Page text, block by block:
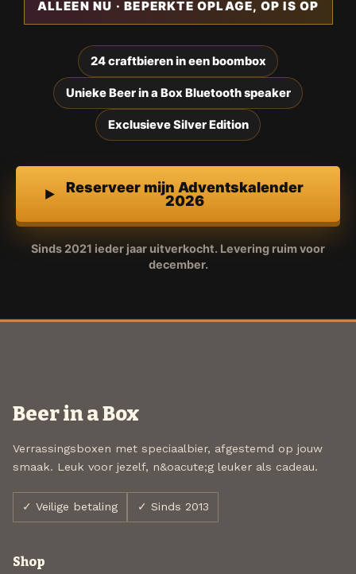
ALLEEN NU · BEPERKTE OPLAGE, OP IS OP
24 craftbieren in een boombox
Unieke Beer in a Box Bluetooth speaker
Exclusieve Silver Edition
Reserveer mijn Adventskalender
2026
Sinds 2021 ieder jaar uitverkocht. Levering ruim voor
december.
Beer in a Box
Verrassingsboxen met speciaalbier, afgestemd op jouw
smaak. Leuk voor jezelf, n&oacute;g leuker als cadeau.
✓ Veilige betaling ✓ Sinds 2013
Shop